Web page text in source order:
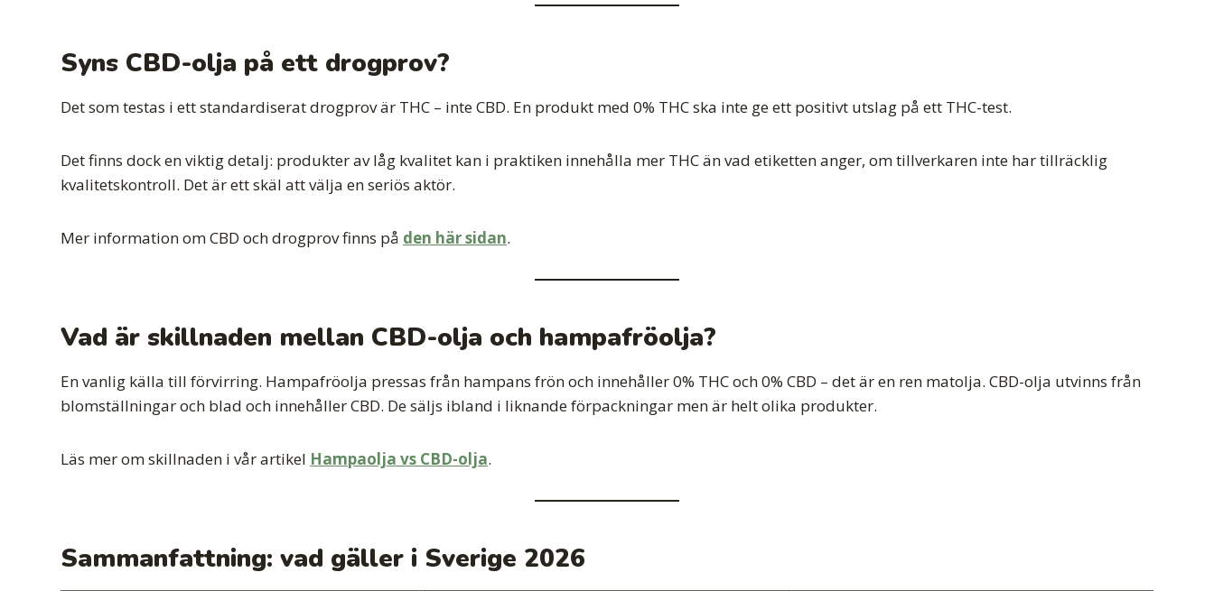
Syns CBD-olja på ett drogprov?
Det som testas i ett standardiserat drogprov är THC – inte CBD. En produkt med 0% THC ska inte ge ett positivt utslag på ett THC-test.
Det finns dock en viktig detalj: produkter av låg kvalitet kan i praktiken innehålla mer THC än vad etiketten anger, om tillverkaren inte har tillräcklig
kvalitetskontroll. Det är ett skäl att välja en seriös aktör.
Mer information om CBD och drogprov finns på den här sidan.
Vad är skillnaden mellan CBD-olja och hampafröolja?
En vanlig källa till förvirring. Hampafröolja pressas från hampans frön och innehåller 0% THC och 0% CBD – det är en ren matolja. CBD-olja utvinns från
blomställningar och blad och innehåller CBD. De säljs ibland i liknande förpackningar men är helt olika produkter.
Läs mer om skillnaden i vår artikel Hampaolja vs CBD-olja.
Sammanfattning: vad gäller i Sverige 2026